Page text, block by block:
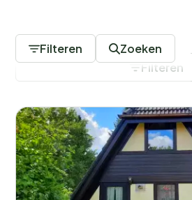
Filteren Zoeken
Zwemmen
Faciliteiten accommodatie
Filteren